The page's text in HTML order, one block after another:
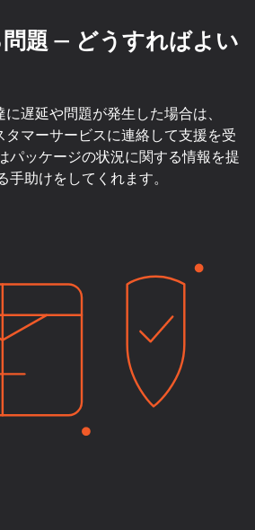
題 — どうすればよい
遅延や問題が発生した場合は、
タマーサービスに連絡して支援を受
パッケージの状況に関する情報を提
助けをしてくれます。